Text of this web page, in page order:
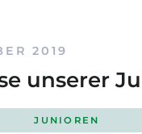
2019
unserer
JUNIOREN